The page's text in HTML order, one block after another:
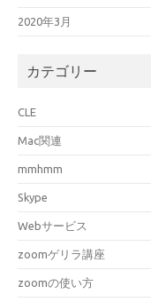
2020年3月
カテゴリー
CLE
Mac関連
mmhmm
Skype
Webサービス
zoomゲリラ講座
zoomの使い方